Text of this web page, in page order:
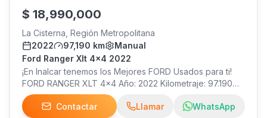
$ 18,990,000
La Cisterna, Región Metropolitana
2022
97,190 km
Manual
Ford Ranger Xlt 4x4 2022
¡En Inalcar tenemos los Mejores FORD Usados para ti!
FORD RANGER XLT 4x4 Año: 2022 Kilometraje: 97.190
Precio: $18.990.000 ¡Visítanos!
Contactar
Llamar WhatsApp